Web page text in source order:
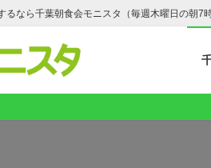
るなら千葉朝食会モニスタ（毎週木曜日の朝7